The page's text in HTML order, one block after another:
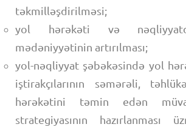
təkmilləşdirilməsi;
yol hərəkəti və
mədəniyyətinin artırılması;
yol-nəqliyyat şəbəkəsində yol
iştirakçılarının səmərəli,
hərəkətini təmin edən
strategiyasının